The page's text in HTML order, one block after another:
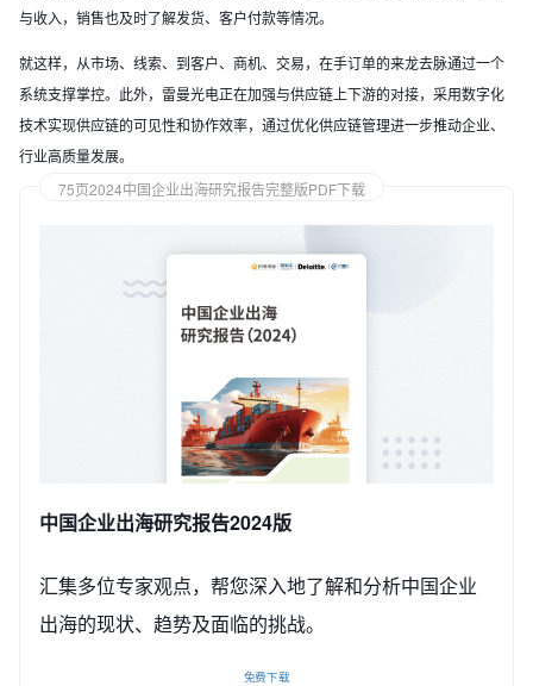
与收入，销售也及时了解发货、客户付款等情况。
就这样，从市场、线索、到客户、商机、交易，在手订单的来龙去脉通过一个
系统支撑掌控。此外，雷曼光电正在加强与供应链上下游的对接，采用数字化
技术实现供应链的可见性和协作效率，通过优化供应链管理进一步推动企业、
行业高质量发展。
75页2024中国企业出海研究报告完整版PDF下载
中国企业出海研究报告2024版
汇集多位专家观点，帮您深入地了解和分析中国企业
出海的现状、趋势及面临的挑战。
免费下载